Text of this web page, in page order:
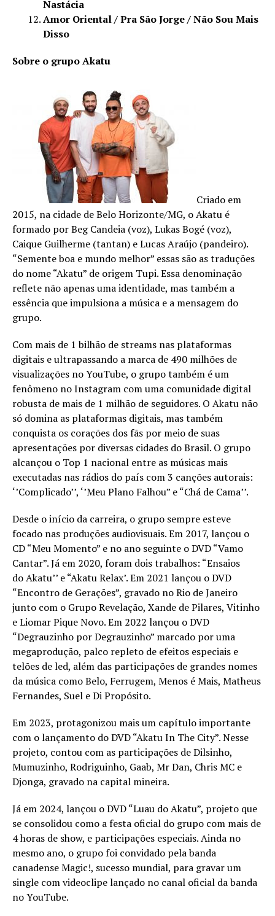
Nastácia
Amor Oriental / Pra São Jorge / Não Sou Mais
Disso
Sobre o grupo Akatu
Criado em
2015, na cidade de Belo Horizonte/MG, o Akatu é
formado por Beg Candeia (voz), Lukas Bogé (voz),
Caique Guilherme (tantan) e Lucas Araújo (pandeiro).
“Semente boa e mundo melhor” essas são as traduções
do nome “Akatu” de origem Tupi. Essa denominação
reflete não apenas uma identidade, mas também a
essência que impulsiona a música e a mensagem do
grupo.
Com mais de 1 bilhão de streams nas plataformas
digitais e ultrapassando a marca de 490 milhões de
visualizações no YouTube, o grupo também é um
fenômeno no Instagram com uma comunidade digital
robusta de mais de 1 milhão de seguidores. O Akatu não
só domina as plataformas digitais, mas também
conquista os corações dos fãs por meio de suas
apresentações por diversas cidades do Brasil. O grupo
alcançou o Top 1 nacional entre as músicas mais
executadas nas rádios do país com 3 canções autorais:
‘’Complicado’’, ‘’Meu Plano Falhou” e “Chá de Cama’’.
Desde o início da carreira, o grupo sempre esteve
focado nas produções audiovisuais. Em 2017, lançou o
CD “Meu Momento” e no ano seguinte o DVD “Vamo
Cantar”. Já em 2020, foram dois trabalhos: “Ensaios
do Akatu’’ e “Akatu Relax’. Em 2021 lançou o DVD
“Encontro de Gerações”, gravado no Rio de Janeiro
junto com o Grupo Revelação, Xande de Pilares, Vitinho
e Liomar Pique Novo. Em 2022 lançou o DVD
“Degrauzinho por Degrauzinho” marcado por uma
megaprodução, palco repleto de efeitos especiais e
telões de led, além das participações de grandes nomes
da música como Belo, Ferrugem, Menos é Mais, Matheus
Fernandes, Suel e Di Propósito.
Em 2023, protagonizou mais um capítulo importante
com o lançamento do DVD “Akatu In The City”. Nesse
projeto, contou com as participações de Dilsinho,
Mumuzinho, Rodriguinho, Gaab, Mr Dan, Chris MC e
Djonga, gravado na capital mineira.
Já em 2024, lançou o DVD “Luau do Akatu”, projeto que
se consolidou como a festa oficial do grupo com mais de
4 horas de show, e participações especiais. Ainda no
mesmo ano, o grupo foi convidado pela banda
canadense Magic!, sucesso mundial, para gravar um
single com videoclipe lançado no canal oficial da banda
no YouTube.